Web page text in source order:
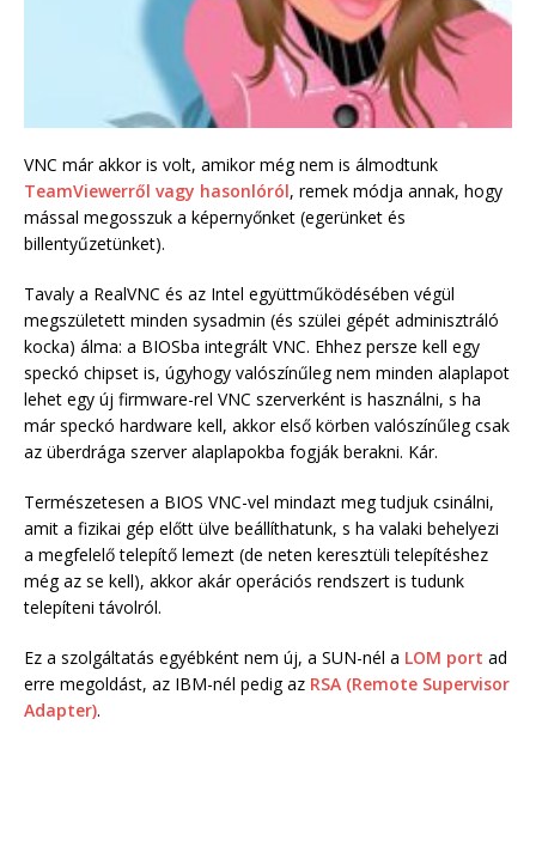
VNC már akkor is volt, amikor még nem is álmodtunk
TeamViewerről vagy hasonlóról, remek módja annak, hogy
mással megosszuk a képernyőnket (egerünket és
billentyűzetünket).
Tavaly a RealVNC és az Intel együttműködésében végül
megszületett minden sysadmin (és szülei gépét adminisztráló
kocka) álma: a BIOSba integrált VNC. Ehhez persze kell egy
speckó chipset is, úgyhogy valószínűleg nem minden alaplapot
lehet egy új firmware-rel VNC szerverként is használni, s ha
már speckó hardware kell, akkor első körben valószínűleg csak
az überdrága szerver alaplapokba fogják berakni. Kár.
Természetesen a BIOS VNC-vel mindazt meg tudjuk csinálni,
amit a fizikai gép előtt ülve beállíthatunk, s ha valaki behelyezi
a megfelelő telepítő lemezt (de neten keresztüli telepítéshez
még az se kell), akkor akár operációs rendszert is tudunk
telepíteni távolról.
Ez a szolgáltatás egyébként nem új, a SUN-nél a LOM port ad
erre megoldást, az IBM-nél pedig az RSA (Remote Supervisor
Adapter).